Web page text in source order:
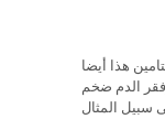
هذا أيضا
الدم ضخم